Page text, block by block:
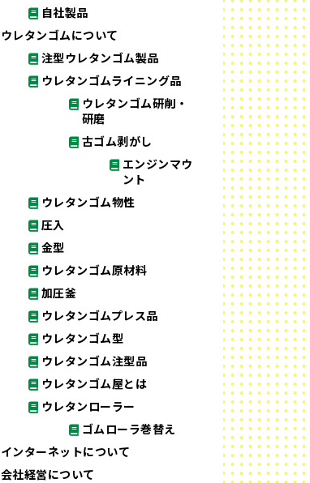
自社製品
ウレタンゴムについて
注型ウレタンゴム製品
ウレタンゴムライニング品
ウレタンゴム研削・
研磨
古ゴム剥がし
エンジンマウ
ント
ウレタンゴム物性
圧入
金型
ウレタンゴム原材料
加圧釜
ウレタンゴムプレス品
ウレタンゴム型
ウレタンゴム注型品
ウレタンゴム屋とは
ウレタンローラー
ゴムローラ巻替え
インターネットについて
会社経営について